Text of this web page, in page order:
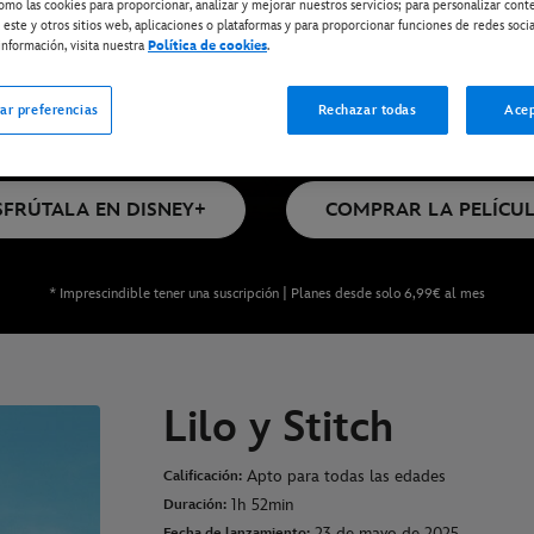
en Disney+*, DVD, Blu-ray y
EN DISNEY+ COMPRAR LA
* Imprescindible tener una suscripción | Planes desde solo 6,99€ al mes
Lilo y Stitch
Calificación: Apto para todas las edades
Duración: 1h 52min
las cookies para proporcionar, analizar y mejorar nuestros servicios; para personalizar
y otros sitios web, aplicaciones o plataformas y para proporcionar funciones de redes
visita nuestra Política de cookies.
preferencias Rechazar todas